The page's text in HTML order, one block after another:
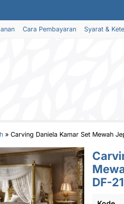
Cara Pembayaran Syarat &
» Carving Daniela Kamar Set Mewah
DF-